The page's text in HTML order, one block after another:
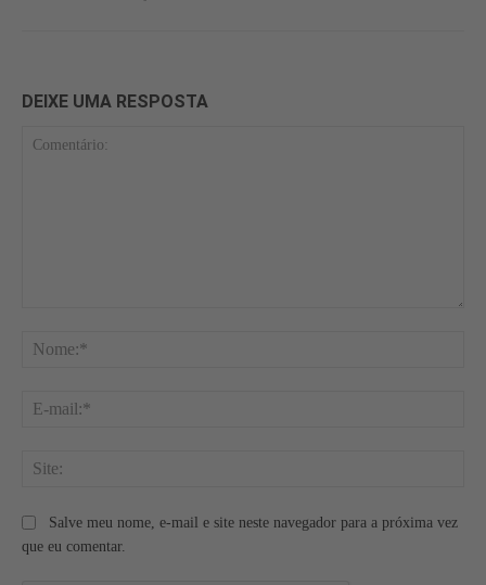
DEIXE UMA RESPOSTA
Salve meu nome, e-mail e site neste navegador para a próxima vez
que eu comentar.